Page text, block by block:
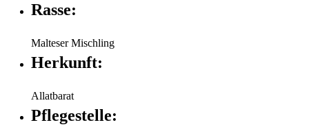
Rasse:
Malteser Mischling
Herkunft:
Allatbarat
Pflegestelle: